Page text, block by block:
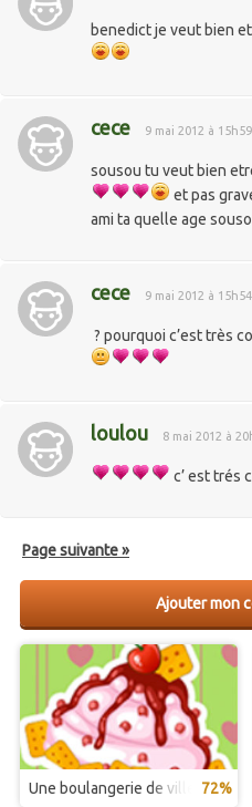
benedict je veut bien
cece 9 mai 2012 à
sousou tu veut bien
et pas
ami ta quelle age
cece 9 mai 2012 à
? pourquoi c’est très
loulou 8 mai 2012 à
c’ est trés
Page suivante »
Ajouter mon
Une boulangerie de ville animée
72%